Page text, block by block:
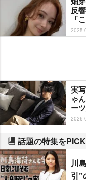
反
「
2025-
実
ゃ
ー
2026-
話題の特集をPICK
川
引”